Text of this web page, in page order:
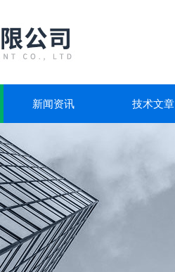
新闻资讯 技术文章